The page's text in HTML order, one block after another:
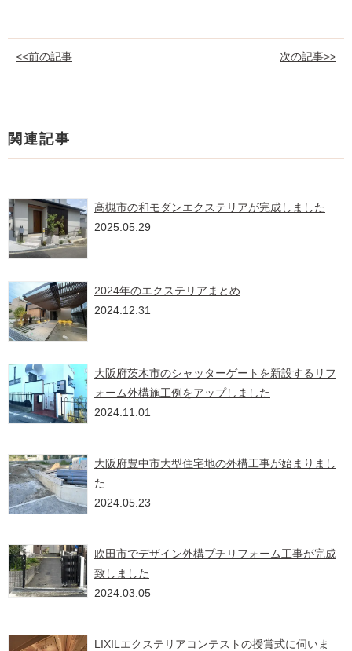
<<前の記事 次の記事>>
関連記事
高槻市の和モダンエクステリアが完成しました
2025.05.29
2024年のエクステリアまとめ
2024.12.31
大阪府茨木市のシャッターゲートを新設するリフ
ォーム外構施工例をアップしました
2024.11.01
大阪府豊中市大型住宅地の外構工事が始まりまし
た
2024.05.23
吹田市でデザイン外構プチリフォーム工事が完成
致しました
2024.03.05
LIXILエクステリアコンテストの授賞式に伺いま